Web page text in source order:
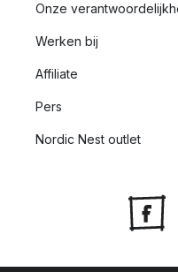
Onze
Werken bij
Affiliate
Pers
Nordic Nest outlet